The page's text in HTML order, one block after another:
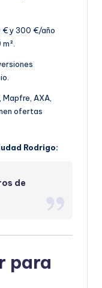
€ y 300 €/año
Mapfre, AXA,
ofertas
Rodrigo:
de
para